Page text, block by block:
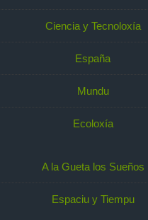
Ciencia y Tecnoloxía
España
Mundu
Ecoloxía
A la Gueta los Sueños
Espaciu y Tiempu